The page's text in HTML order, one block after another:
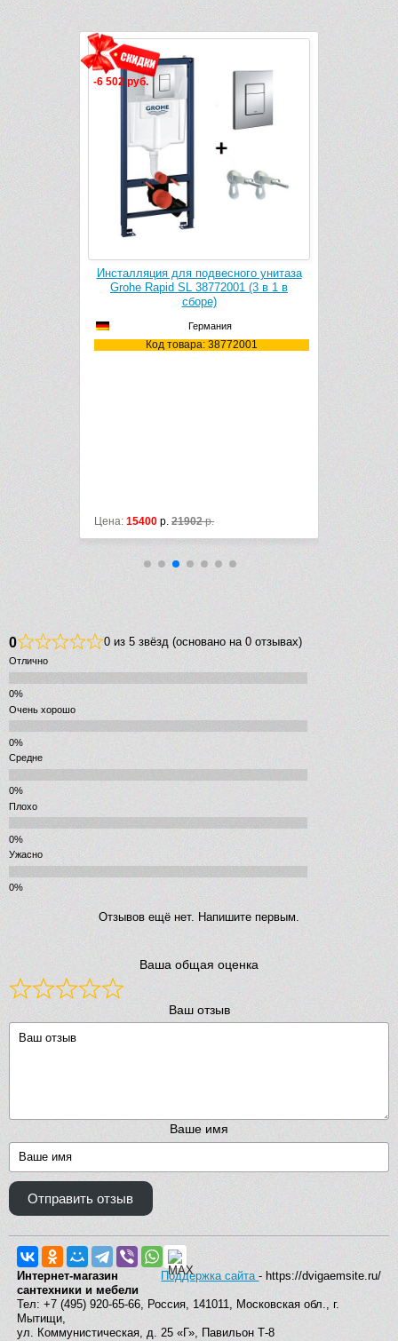
Видео
-6 502 руб.
Инсталляция для подвесного унитаза
Grohe Rapid SL 38772001 (3 в 1 в
сборе)
Германия
Код товара: 38772001
Цена: 15400 р. 21902р. Цена:
0 0 из 5 звёзд (основано на 0 отзывах)
Отлично
Очень хорошо
Средне
Плохо
Ужасно
Отзывов ещё нет. Напишите первым.
Ваша общая оценка
Ваш отзыв
Ваше имя
Отправить отзыв
Поддержка сайта- https://dvigaemsite.ru/
Интернет-магазин
сантехники и мебели
Тел: +7 (495) 920-65-66, Россия, 141011, Московская обл., г.
Мытищи,
ул. Коммунистическая, д. 25 «Г», Павильон Т-8